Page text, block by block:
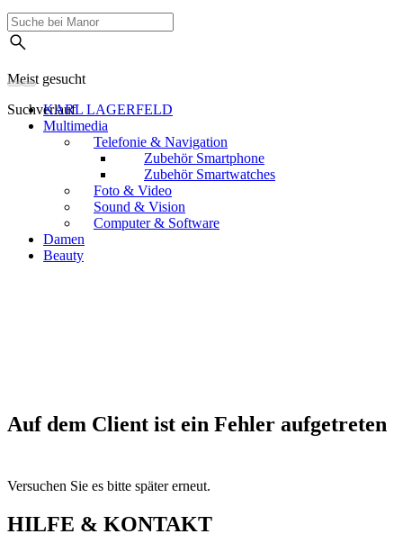
Meist gesucht
SuchverlaufKARL LAGERFELD
Multimedia
Telefonie & Navigation
Zubehör Smartphone
Zubehör Smartwatches
Foto & Video
Sound & Vision
Computer & Software
Damen
Beauty
Auf dem Client ist ein Fehler aufgetreten
Versuchen Sie es bitte später erneut.
HILFE & KONTAKT